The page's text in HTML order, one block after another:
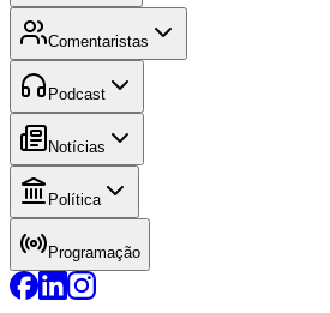
Comentaristas
Podcast
Notícias
Política
Programação